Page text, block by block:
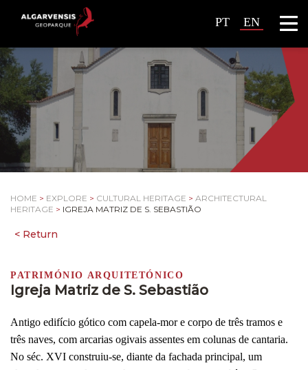
PT EN
HOME > EXPLORE > CULTURAL HERITAGE > ARCHITECTURAL
HERITAGE > IGREJA MATRIZ DE S. SEBASTIÃO
PATRIMÓNIO ARQUITETÓNICO
Igreja Matriz de S. Sebastião
Antigo edifício gótico com capela-mor e corpo de três tramos e
três naves, com arcarias ogivais assentes em colunas de cantaria.
No séc. XVI construiu-se, diante da fachada principal, um